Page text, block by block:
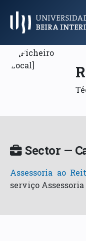
Menu
Sector —
Assessoria ao
serviço